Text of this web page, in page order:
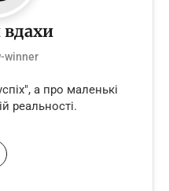
вдахи
winner
а про маленькі
реальності.